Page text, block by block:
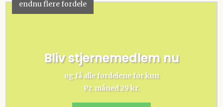
endnu flere fordele
Bliv stjernemedlem nu
og få alle fordelene for kun
Pr. måned 29 kr.